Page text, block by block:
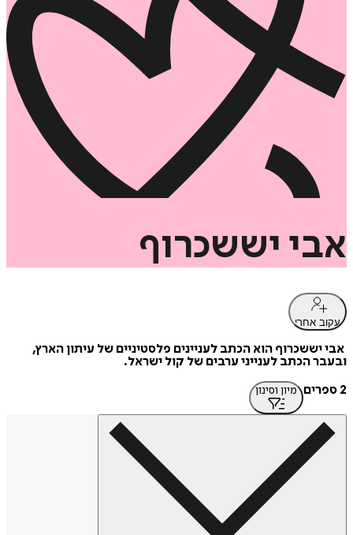
אבי יששכרוף
עקוב אחרי
אבי יששכרוף הוא הכתב לעניינים פלסטיניים של עיתון הארץ,
ובעבר הכתב לענייני ערבים של קול ישראל.
2 ספרים
מיון וסינון